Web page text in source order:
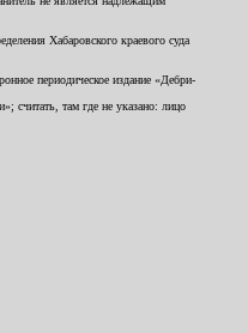
Хабаровского краевого суда
периодическое издание «Дебри-
считать, там где не указано: лицо